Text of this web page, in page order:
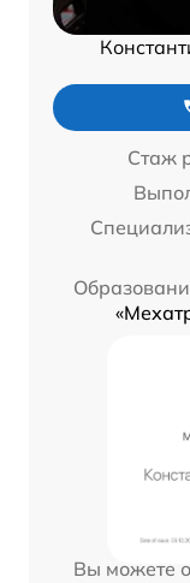
Стаж
Вы можете